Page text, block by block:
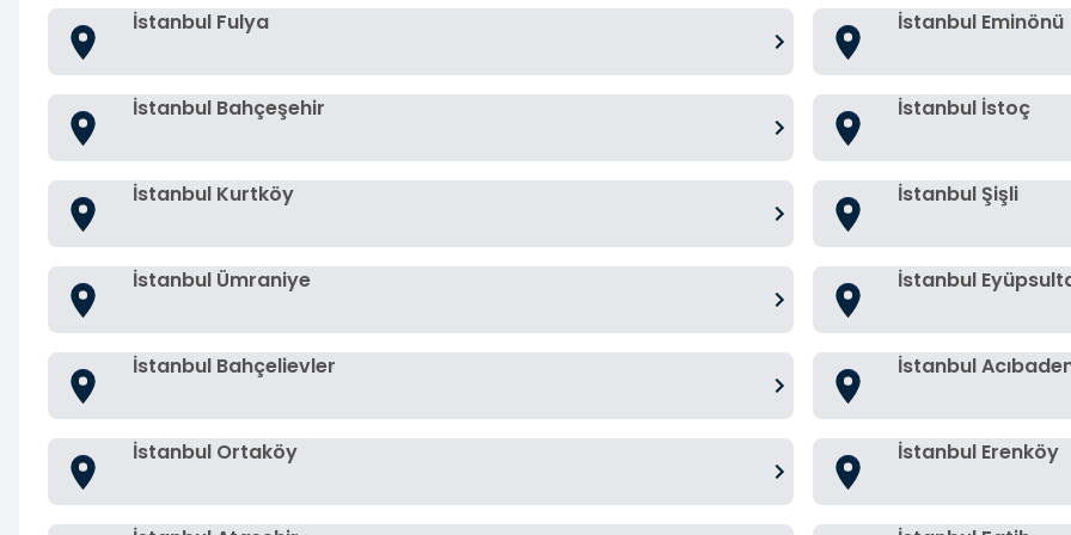
İstanbul Fulya İstanbul Eminönü
İstanbul Bahçeşehir İstanbul İstoç
İstanbul Kurtköy İstanbul Şişli
İstanbul Ümraniye İstanbul
İstanbul Bahçelievler İstanbul
İstanbul Ortaköy İstanbul Erenköy